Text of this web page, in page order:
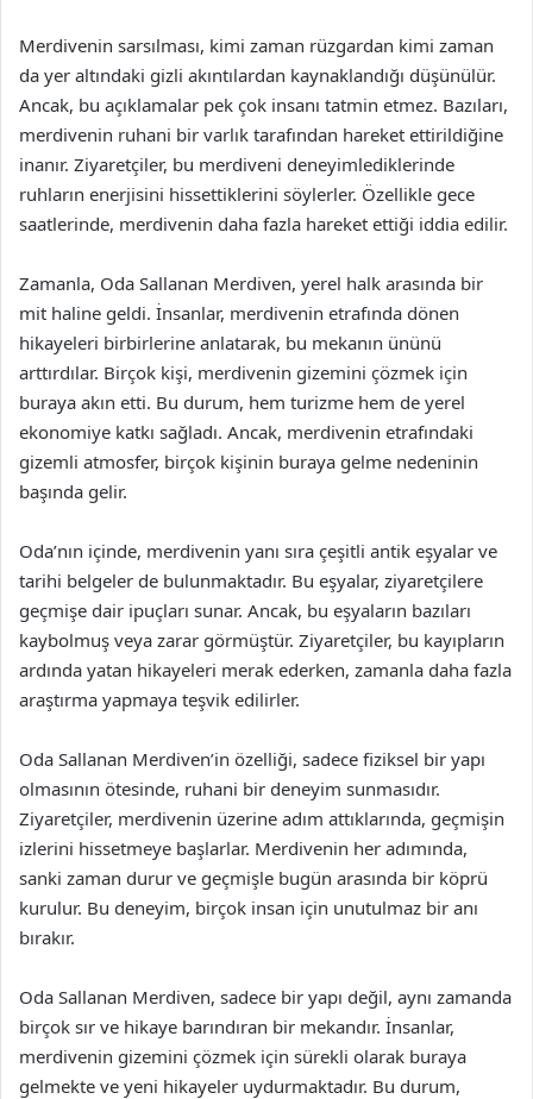
Merdivenin sarsılması, kimi zaman rüzgardan kimi zaman
da yer altındaki gizli akıntılardan kaynaklandığı düşünülür.
Ancak, bu açıklamalar pek çok insanı tatmin etmez. Bazıları,
merdivenin ruhani bir varlık tarafından hareket ettirildiğine
inanır. Ziyaretçiler, bu merdiveni deneyimlediklerinde
ruhların enerjisini hissettiklerini söylerler. Özellikle gece
saatlerinde, merdivenin daha fazla hareket ettiği iddia edilir.
Zamanla, Oda Sallanan Merdiven, yerel halk arasında bir
mit haline geldi. İnsanlar, merdivenin etrafında dönen
hikayeleri birbirlerine anlatarak, bu mekanın ününü
arttırdılar. Birçok kişi, merdivenin gizemini çözmek için
buraya akın etti. Bu durum, hem turizme hem de yerel
ekonomiye katkı sağladı. Ancak, merdivenin etrafındaki
gizemli atmosfer, birçok kişinin buraya gelme nedeninin
başında gelir.
Oda’nın içinde, merdivenin yanı sıra çeşitli antik eşyalar ve
tarihi belgeler de bulunmaktadır. Bu eşyalar, ziyaretçilere
geçmişe dair ipuçları sunar. Ancak, bu eşyaların bazıları
kaybolmuş veya zarar görmüştür. Ziyaretçiler, bu kayıpların
ardında yatan hikayeleri merak ederken, zamanla daha fazla
araştırma yapmaya teşvik edilirler.
Oda Sallanan Merdiven’in özelliği, sadece fiziksel bir yapı
olmasının ötesinde, ruhani bir deneyim sunmasıdır.
Ziyaretçiler, merdivenin üzerine adım attıklarında, geçmişin
izlerini hissetmeye başlarlar. Merdivenin her adımında,
sanki zaman durur ve geçmişle bugün arasında bir köprü
kurulur. Bu deneyim, birçok insan için unutulmaz bir anı
bırakır.
Oda Sallanan Merdiven, sadece bir yapı değil, aynı zamanda
birçok sır ve hikaye barındıran bir mekandır. İnsanlar,
merdivenin gizemini çözmek için sürekli olarak buraya
gelmekte ve yeni hikayeler uydurmaktadır. Bu durum,